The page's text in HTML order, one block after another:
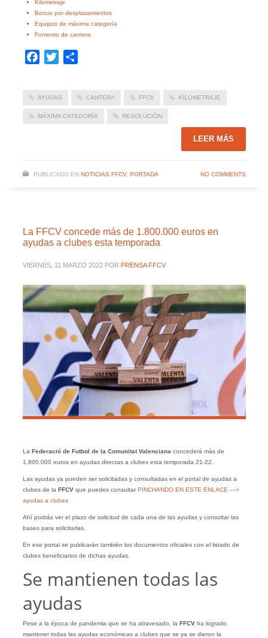
Kilometraje
Bonus por desplazamientos
Equipos de máxima categoría
Fomento de cantera
Facebook
Twitter
AYUDAS CANTERA FFCV KILOMETRAJE
MÁXIMA CATEGORÍA RESOLUCIÓN
LEER MÁS
PUBLICADO EN NOTICIAS FFCV, PORTADA NO COMMENTS
La FFCV concede más de 1.800.000 euros en
ayudas a clubes esta temporada
VIERNES, 11 MARZO 2022 POR PRENSA FFCV
La Federació de Futbol de la Comunitat Valenciana concederá más de
1.800.000 euros en ayudas directas a clubes esta temporada 21-22.
Las ayudas ya pueden ser solicitadas y consultadas en el portal de ayudas a
clubes de la FFCVque puedes consultarPINCHANDO EN ESTE ENLACE —>
ayudas a clubes
Ahí podrás ver el plazo de solicitud de cada una de las ayudas y consultar las
bases para solicitarlas.
En ese portal se publicarán también los documentos oficiales con el listado de
clubes beneficiarios de dichas ayudas.
Se mantienen todas las
ayudas
Pese a la época de pandemia que se ha atravesado, la FFCVha logrado
mantener todas las ayudas económicas a clubes que se ya se dieron la